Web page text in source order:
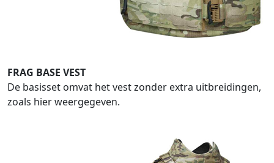
FRAG BASE VEST
De basisset omvat het vest zonder extra uitbreidingen,
zoals hier weergegeven.